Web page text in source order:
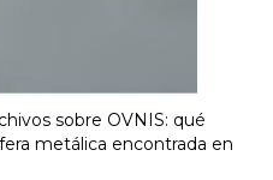
sobre OVNIS: qué
metálica encontrada en